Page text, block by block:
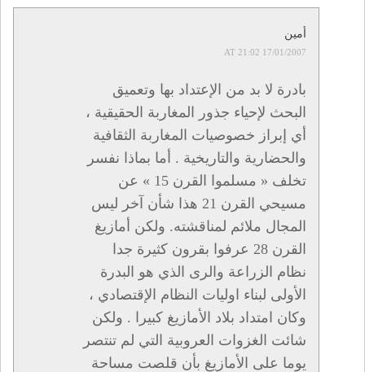
أمين
17/01/2007 AT 21:02
بادرة لا بد من الإعتداد بها وتعميق
البحث لإحياء جذور المغاربة الحقيقية ،
أي إبراز خصوصيات المغاربة الثقافية
والحضارية والتاريخية . أما بماذا نفسر
تخلف « مسلموا القرن 15 » عن
مسيحي القرن 21 هذا شأن آخر ليس
المجال ملائم لمناقشته. ولكن أمازيغ
القرن 28 عرفوا بقرون كثيرة جدا
نظام الزراعة والرى الذي هو البدرة
الأولى لبناء اوليات النظام الإقتصادي ،
وكان امتداد بلاد الأمازيغ كبيرا . ولكن
شائت الغزوات العروبية التي لم تنتصر
يوما على الأمازيغ بأن قلصت مساحة